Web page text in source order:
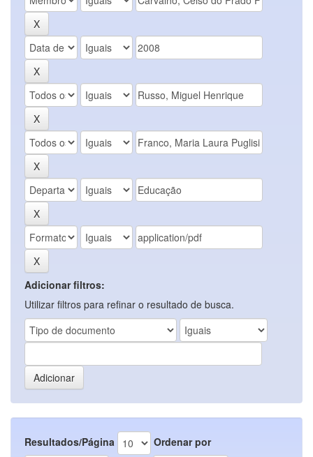
Adicionar filtros:
Utilizar filtros para refinar o resultado de busca.
Resultados/Página Ordenar por